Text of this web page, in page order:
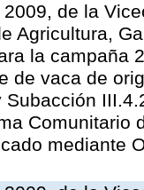
de la
Agricultura,
la campaña
de vaca de
Comunitario
mediante